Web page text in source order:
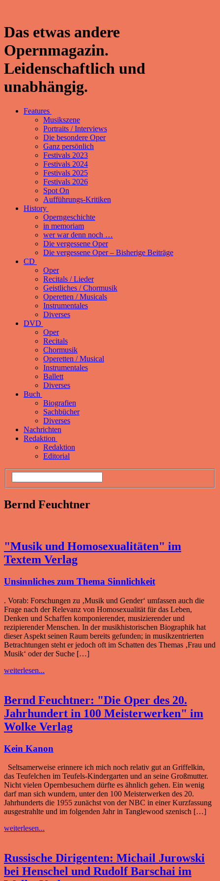
Das etwas andere
Opernmagazin.
Leidenschaftlich und
unabhängig.
Features
Musikszene
Portraits / Interviews
Die besondere Oper
Ganz persönlich
Festivals 2023
Festivals 2024
Festivals 2025
Festivals 2026
Spot On
Aufführungs-Kritiken
History
Operngeschichte
in memoriam
wer war denn noch …
Die vergessene Oper
Die vergessene Oper – Bisherige Beiträge
CD
Oper
Recitals / Lieder
Geistliches / Chormusik
Operetten / Musicals
Instrumentales
Diverses
DVD
Oper
Recitals
Chormusik
Operetten / Musical
Instrumentales
Ballett
Diverses
Buch
Biografien
Sachbücher
Diverses
Nachrichten
Redaktion
Redaktion
Editorial
Bernd Feuchtner
"Musik und Homosexualitäten" im
Textem Verlag
Unsinnliches zum Thema Sinnlichkeit
. Vorab: Forschungen zu ‚Musik und Gender‘ umfassen auch die
Frage nach der Relevanz von Homosexualität für das Leben,
Denken und Schaffen komponierender, musizierender und
rezipierender Menschen. In der musikhistorischen Biographik hat
dieser Aspekt seinen Raum bereits gefunden; in musikzentrierten
Betrachtungen steht er jedoch oft im Schatten des Themas ‚Frau und
Musik‘ oder der Suche […]
weiterlesen...
Bernd Feuchtner: "Die Oper des 20.
Jahrhundert in 100 Meisterwerken" im
Wolke Verlag
Kein Kanon
Seltsamerweise erinnere ich mich noch relativ gut an Griffelkin,
das Teufelchen im Teufels-Kindergarten und an seine Großmutter.
Nicht vielen Opernbesuchern dürfte es ähnlich gehen. Ein wenig
darf man sich wundern, unter den 100 Meisterwerken des 20.
Jahrhunderts die 1955 zunächst von der NBC in einer Kurzfassung
ausgestrahlte und im folgenden Jahr in Tanglewood szenisch […]
weiterlesen...
Russische Dirigenten: Michail Jurowski
bei Henschel und Rudolf Barschai im